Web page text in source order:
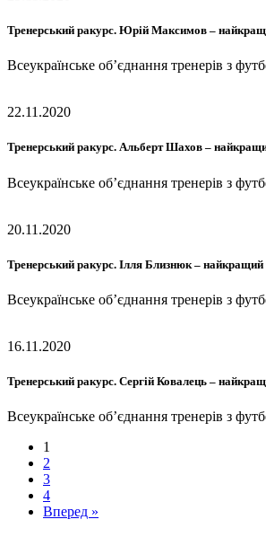
Тренерський ракурс. Юрій Максимов –
Всеукраїнське об’єднання тренерів з
22.11.2020
Тренерський ракурс. Альберт Шахов –
Всеукраїнське об’єднання тренерів з
20.11.2020
Тренерський ракурс. Ілля Близнюк – найкращий
Всеукраїнське об’єднання тренерів з
16.11.2020
Тренерський ракурс. Сергій Ковалець –
Всеукраїнське об’єднання тренерів з
1
2
3
4
Вперед »